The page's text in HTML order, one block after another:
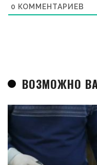
0 КОММЕНТАРИЕВ
ВОЗМОЖНО